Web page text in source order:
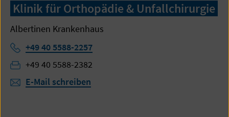
Klinik für Orthopädie & Unfallchirurgie
Albertinen Krankenhaus
Telefon:
+49 40 5588-2257
Fax:
+49 40 5588-2382
E-Mail schreiben